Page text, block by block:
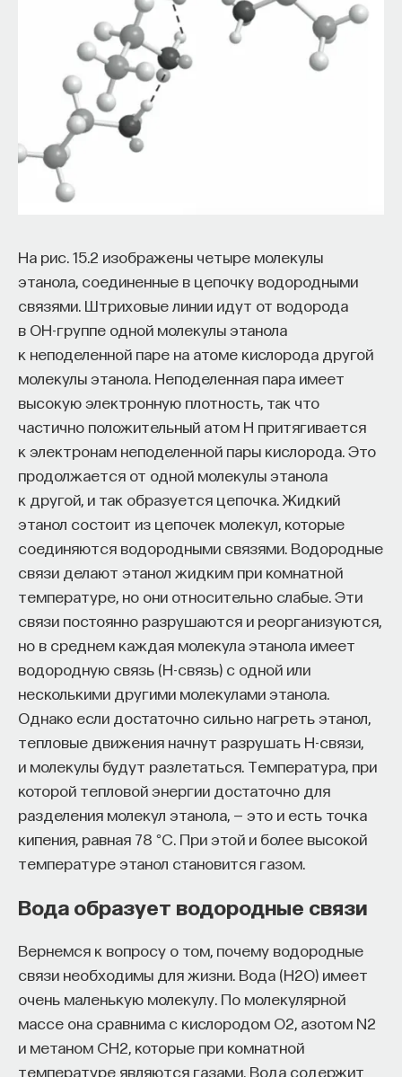
На рис. 15.2 изображены четыре молекулы
этанола, соединенные в цепочку водородными
связями. Штриховые линии идут от водорода
в OH-группе одной молекулы этанола
к неподеленной паре на атоме кислорода другой
молекулы этанола. Неподеленная пара имеет
высокую электронную плотность, так что
частично положительный атом H притягивается
к электронам неподеленной пары кислорода. Это
продолжается от одной молекулы этанола
к другой, и так образуется цепочка. Жидкий
этанол состоит из цепочек молекул, которые
соединяются водородными связями. Водородные
связи делают этанол жидким при комнатной
температуре, но они относительно слабые. Эти
связи постоянно разрушаются и реорганизуются,
но в среднем каждая молекула этанола имеет
водородную связь (H-связь) с одной или
несколькими другими молекулами этанола.
Однако если достаточно сильно нагреть этанол,
тепловые движения начнут разрушать H-связи,
и молекулы будут разлетаться. Температура, при
которой тепловой энергии достаточно для
разделения молекул этанола, — это и есть точка
кипения, равная 78 °C. При этой и более высокой
температуре этанол становится газом.
Вода образует водородные связи
Вернемся к вопросу о том, почему водородные
связи необходимы для жизни. Вода (H2O) имеет
очень маленькую молекулу. По молекулярной
массе она сравнима с кислородом О2, азотом N2
и метаном CH2, которые при комнатной
температуре являются газами. Вода содержит